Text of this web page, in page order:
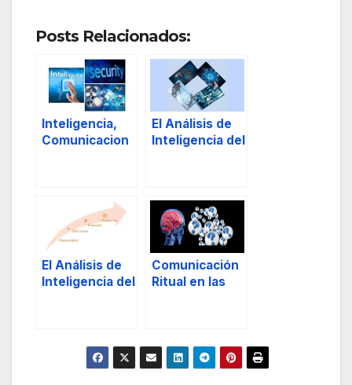
Posts Relacionados:
Inteligencia,
Comunicacion
El Análisis de
Inteligencia del
El Análisis de
Inteligencia del
Comunicación
Ritual en las